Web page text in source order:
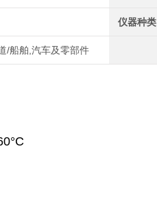
仪器种类
/船舶,汽车及零部件